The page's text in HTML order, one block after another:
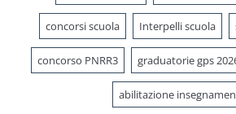
concorsi scuola Interpelli scuola
concorso PNRR3 graduatorie gps
abilitazione